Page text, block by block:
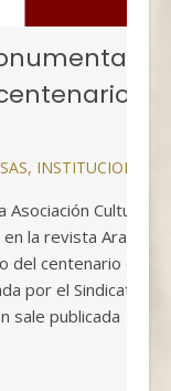
, INSTITUCIONALES
Cultural
la revista Aragón
centenario del
por el Sindicato de
sale publicada